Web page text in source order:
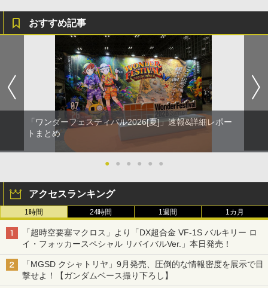
おすすめ記事
「ワンダーフェスティバル2026[夏]」速報&詳細レポー
トまとめ
● ● ● ● ● ●
アクセスランキング
1時間 24時間 1週間 1カ月
「超時空要塞マクロス」より「DX超合金 VF-1S バルキリー ロ
イ・フォッカースペシャル リバイバルVer.」本日発売！
「MGSD クシャトリヤ」9月発売、圧倒的な情報密度を展示で目
撃せよ！【ガンダムベース撮り下ろし】